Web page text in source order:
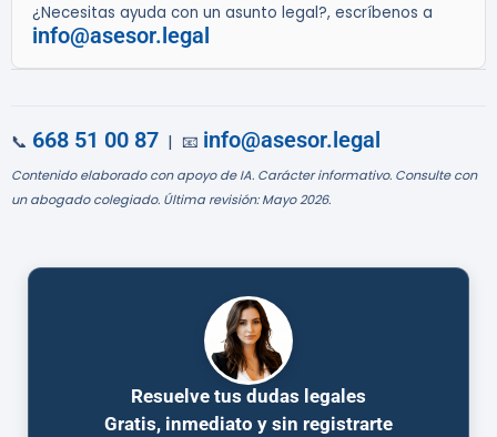
¿Necesitas ayuda con un asunto legal?, escríbenos a
info@asesor.legal
📞 668 51 00 87 | 📧 info@asesor.legal
Contenido elaborado con apoyo de IA. Carácter informativo. Consulte con
un abogado colegiado. Última revisión: Mayo 2026.
Resuelve tus dudas legales
Gratis, inmediato y sin registrarte